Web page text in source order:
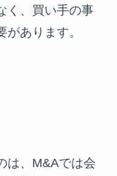
く、買い手の事
あります。
は、M&Aでは会